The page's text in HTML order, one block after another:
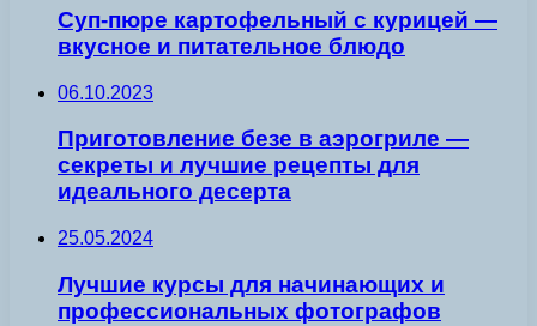
Суп-пюре картофельный с курицей —
вкусное и питательное блюдо
06.10.2023
Приготовление безе в аэрогриле —
секреты и лучшие рецепты для
идеального десерта
25.05.2024
Лучшие курсы для начинающих и
профессиональных фотографов